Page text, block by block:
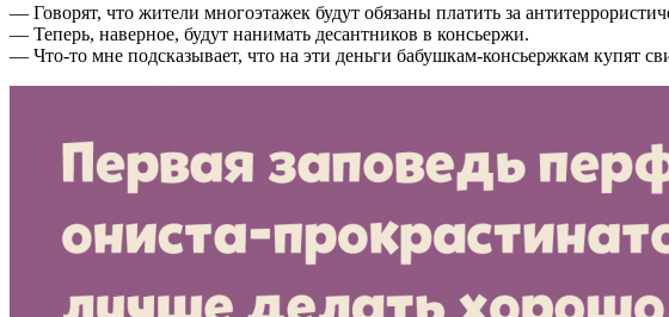
— Говорят, что жители многоэтажек будут обязаны платить за
— Теперь, наверное, будут нанимать десантников в консьержи.
— Что-то мне подсказывает, что на эти деньги бабушкам-консьержкам купят